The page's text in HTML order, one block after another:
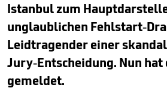
Istanbul zum
unglaublichen Fehlstart-
Leidtragender einer
Jury-Entscheidung. Nun hat
gemeldet.